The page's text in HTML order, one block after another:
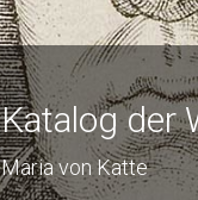
Katalog der
Maria von Katte